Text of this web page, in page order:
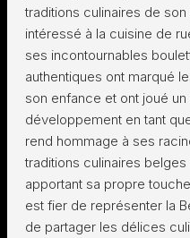
traditions culinaires de
intéressé à la cuisine de
ses incontournables
authentiques ont marqué
son enfance et ont joué
développement en tant
rend hommage à ses
traditions culinaires
apportant sa propre
est fier de représenter la
de partager les délices